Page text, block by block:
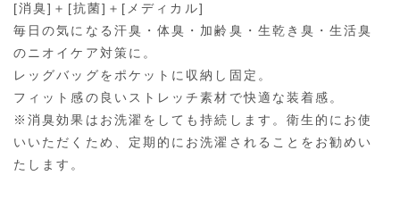
[消臭]＋[抗菌]＋[メディカル]
毎日の気になる汗臭・体臭・加齢臭・生乾き臭・生活臭
のニオイケア対策に。
レッグバッグをポケットに収納し固定。
フィット感の良いストレッチ素材で快適な装着感。
※消臭効果はお洗濯をしても持続します。衛生的にお使
いいただくため、定期的にお洗濯されることをお勧めい
たします。